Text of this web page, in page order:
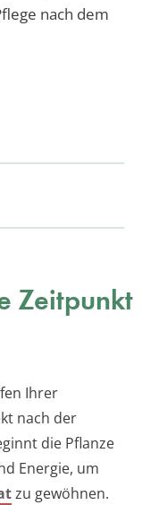
nach dem
Zeitpunkt
Ihrer
nach der
die Pflanze
Energie, um
zu gewöhnen.